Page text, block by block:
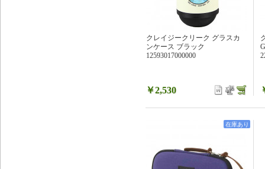
クレイジークリーク グラスカ
ンケース ブラック
12593017000000
￥2,530
在庫あり